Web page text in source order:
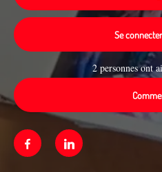
Se
2 personnes ont
FacebookLinkedin